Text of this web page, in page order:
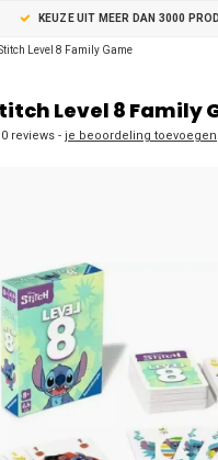
UITSTEKENDE
Level 8 Family Game
Level 8 Family
0 reviews - je beoordeling toevoegen